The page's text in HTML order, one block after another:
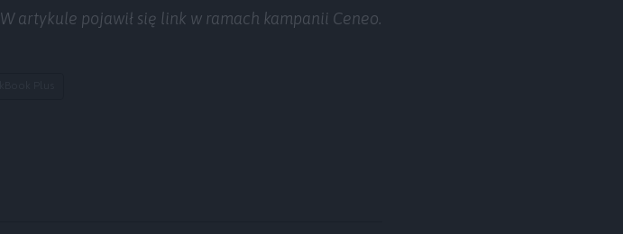
W artykule pojawił się link w ramach kampanii Ceneo.